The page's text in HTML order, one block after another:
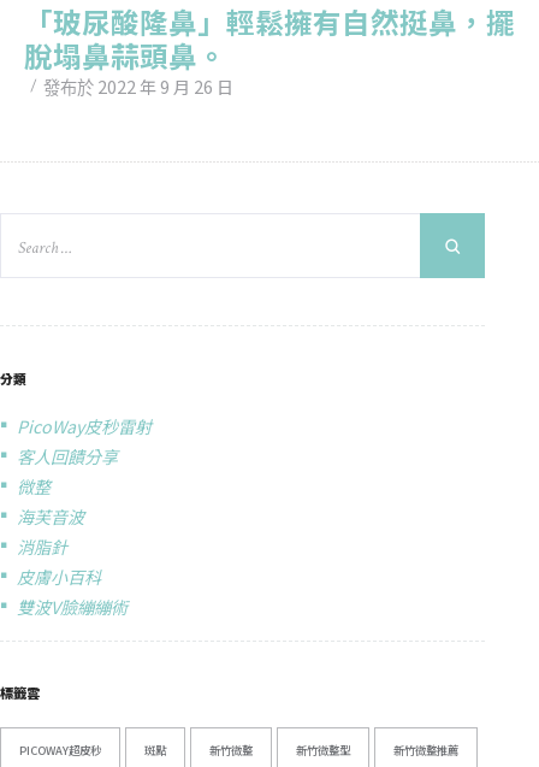
「玻尿酸隆鼻」輕鬆擁有自然挺鼻，擺
脫塌鼻蒜頭鼻。
發布於 2022 年 9 月 26 日
分類
PicoWay皮秒雷射
客人回饋分享
微整
海芙音波
消脂針
皮膚小百科
雙波V臉繃繃術
標籤雲
PICOWAY超皮秒 斑點 新竹微整 新竹微整型 新竹微整推薦